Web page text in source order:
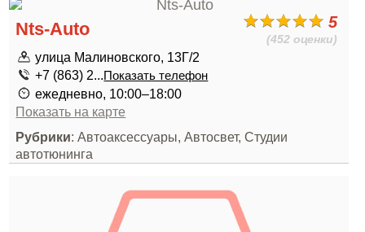
5
(452 оценки)
Nts-Auto
улица Малиновского, 13Г/2
+7 (863) 2...Показать телефон
ежедневно, 10:00–18:00
Показать на карте
Рубрики: Автоаксессуары, Автосвет, Студии
автотюнинга